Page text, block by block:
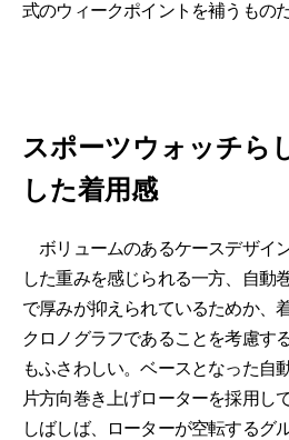
式のウィークポイントを補うものだ
スポーツウォッチら
した着用感
ボリュームのあるケースデザイ
した重みを感じられる一方、自動
で厚みが抑えられているためか、
クロノグラフであることを考慮す
もふさわしい。ベースとなった自
片方向巻き上げローターを採用し
しばしば、ローターが空転するグ